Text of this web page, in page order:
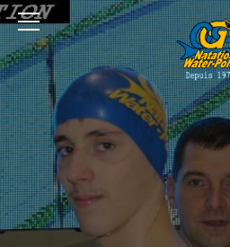
Panneau de gestion des cookies